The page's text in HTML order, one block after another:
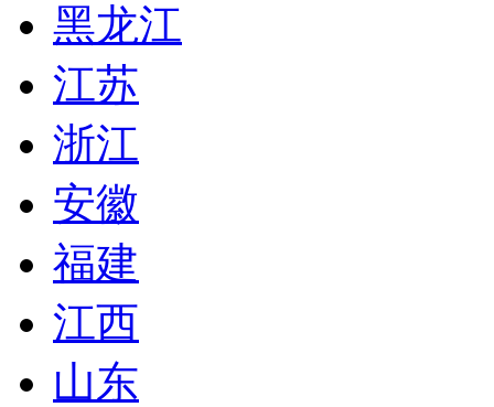
黑龙江
江苏
浙江
安徽
福建
江西
山东